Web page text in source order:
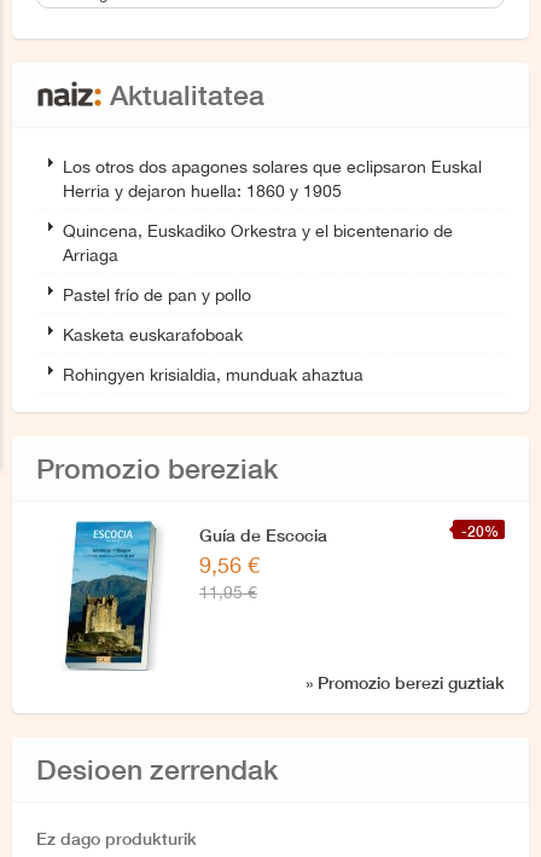
Aktualitatea
Los otros dos apagones solares que eclipsaron Euskal
Herria y dejaron huella: 1860 y 1905
Quincena, Euskadiko Orkestra y el bicentenario de
Arriaga
Pastel frío de pan y pollo
Kasketa euskarafoboak
Rohingyen krisialdia, munduak ahaztua
Promozio bereziak
-20%
Guía de Escocia
9,56 €
11,95 €
» Promozio berezi guztiak
Desioen zerrendak
Ez dago produkturik